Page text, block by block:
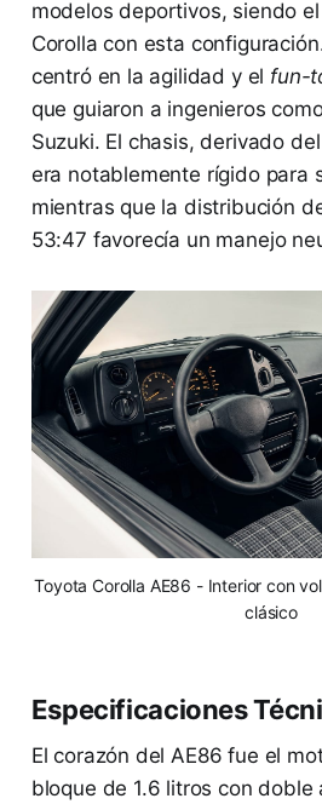
modelos deportivos, siendo
Corolla con esta
centró en la agilidad y el fun-
que guiaron a ingenieros
Suzuki. El chasis, derivado
era notablemente rígido para
mientras que la distribución
53:47 favorecía un manejo
Toyota Corolla AE86 - Interior con
clásico
Especificaciones
El corazón del AE86 fue el
bloque de 1.6 litros con doble